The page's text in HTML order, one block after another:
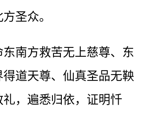
圣众。
南方救苦无上慈尊、东
道天尊、仙真圣品无鞅
，遍悉归依，证明忏